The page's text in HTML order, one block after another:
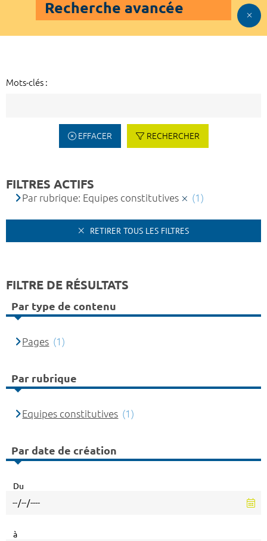
Recherche avancée
Mots-clés :
EFFACER RECHERCHER
FILTRES ACTIFS
Par rubrique: Equipes constitutives (1)
RETIRER TOUS LES FILTRES
FILTRE DE RÉSULTATS
Par type de contenu
Pages (1)
Par rubrique
Equipes constitutives (1)
Par date de création
Du
à